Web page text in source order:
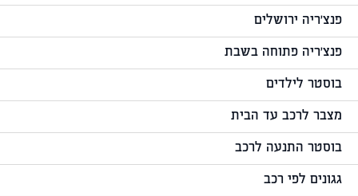
פנצ'ריה ירושלים
פנצ'ריה פתוחה בשבת
בוסטר לילדים
מצבר לרכב עד הבית
בוסטר התנעה לרכב
גגונים לפי רכב